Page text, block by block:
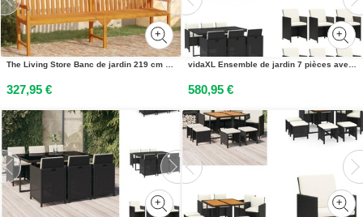
The Living Store Banc de jardin 219 cm bois massif acacia
327,95 €
vidaXL Ensemble de jardin 7 pièces avec coussins Poly Rotin Noir - Salon de jardin - Salon de jardin - Poly Rotin - Salon dextérieur
580,95 €